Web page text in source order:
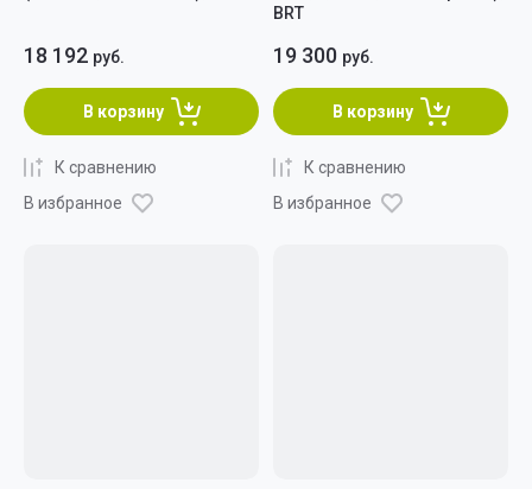
18 192 руб.
В корзину
К сравнению
В избранное
BRT
19 300 руб.
В корзину
К сравнению
В избранное